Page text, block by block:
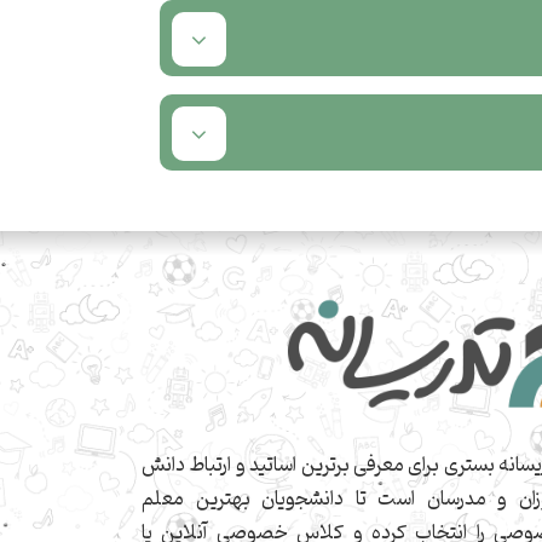
بستری برای معرفی برترین اساتید و ارتباط دانش
و مدرسان است تا دانشجویان بهترین معلم
را انتخاب کرده و کلاس خصوصی آنلاین یا